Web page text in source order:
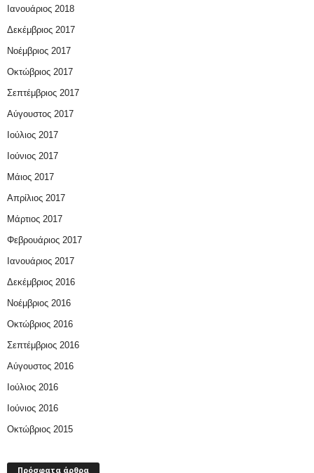
Ιανουάριος 2018
Δεκέμβριος 2017
Νοέμβριος 2017
Οκτώβριος 2017
Σεπτέμβριος 2017
Αύγουστος 2017
Ιούλιος 2017
Ιούνιος 2017
Μάιος 2017
Απρίλιος 2017
Μάρτιος 2017
Φεβρουάριος 2017
Ιανουάριος 2017
Δεκέμβριος 2016
Νοέμβριος 2016
Οκτώβριος 2016
Σεπτέμβριος 2016
Αύγουστος 2016
Ιούλιος 2016
Ιούνιος 2016
Οκτώβριος 2015
Πρόσφατα άρθρα